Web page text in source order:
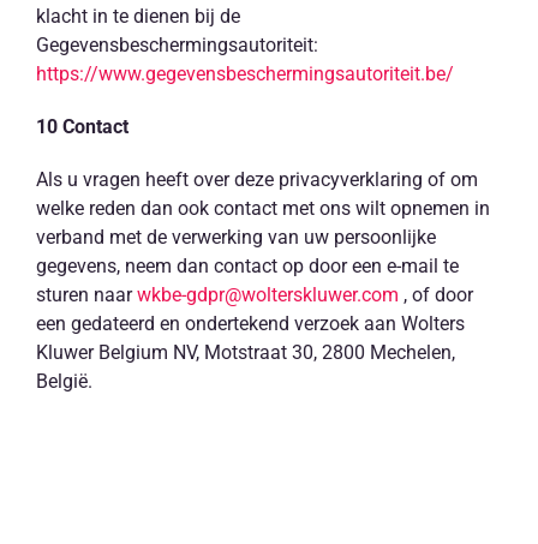
klacht in te dienen bij de
Gegevensbeschermingsautoriteit:
https://www.gegevensbeschermingsautoriteit.be/
10 Contact
Als u vragen heeft over deze privacyverklaring of om
welke reden dan ook contact met ons wilt opnemen in
verband met de verwerking van uw persoonlijke
gegevens, neem dan contact op door een e-mail te
sturen naarwkbe-gdpr@wolterskluwer.com , of door
een gedateerd en ondertekend verzoek aan Wolters
Kluwer Belgium NV, Motstraat 30, 2800 Mechelen,
België.